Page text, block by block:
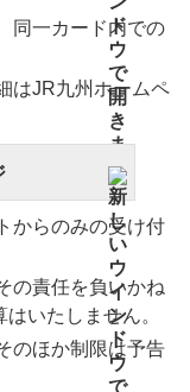
同一カード内での
はJR九州ホームペ
からのみの受け付
の責任を負いかね
いたしません。
のほか制限は予告